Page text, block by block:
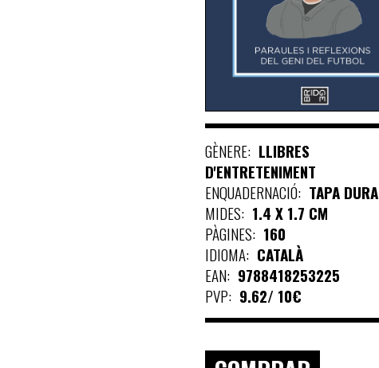
GÈNERE: LLIBRES
D'ENTRETENIMENT
ENQUADERNACIÓ: TAPA DURA
MIDES: 1.4 X 1.7 CM
PÀGINES: 160
IDIOMA: CATALÀ
EAN: 9788418253225
PVP: 9.62/ 10€